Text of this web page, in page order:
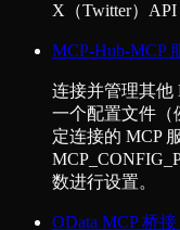
X（Twitter）API
MCP-Hub-MCP
连接并管理其他
一个配置文件（
定连接的 MCP
数进行设置。
OData MCP 桥接